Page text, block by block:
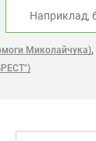
Миколайчука),